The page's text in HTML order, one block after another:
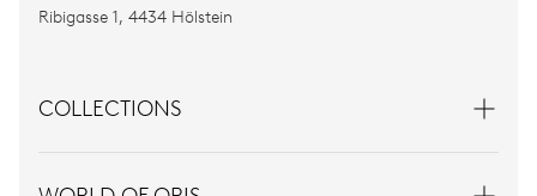
Ribigasse 1, 4434 Hölstein
COLLECTIONS